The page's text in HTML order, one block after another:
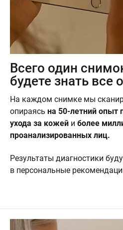
Всего один
будете знать все
На каждом снимке мы
опираясь на 50-летний опыт
ухода за кожей и более
проанализированных лиц.
Результаты диагностики
в персональные